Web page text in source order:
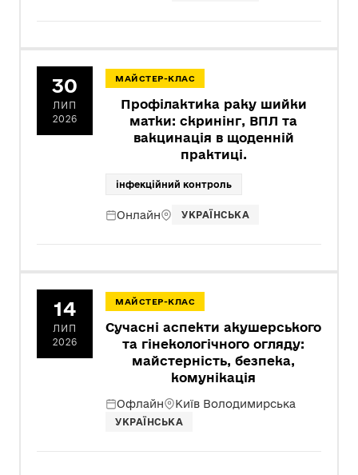
30
ЛИП
2026
МАЙСТЕР-КЛАС
Профілактика раку шийки
матки: скринінг, ВПЛ та
вакцинація в щоденній
практиці.
інфекційний контроль
Онлайн УКРАЇНСЬКА
14
ЛИП
2026
МАЙСТЕР-КЛАС
Сучасні аспекти акушерського
та гінекологічного огляду:
майстерність, безпека,
комунікація
Офлайн Київ Володимирська
УКРАЇНСЬКА